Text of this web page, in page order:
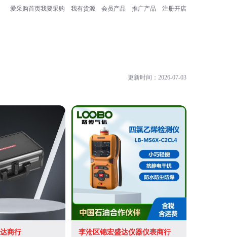
爱采购首页我要采购 我有货源 会员产品 推广产品 注册开店
更新时间：2026-07-03
商行 李沧区锦宏盛达仪器仪表商行